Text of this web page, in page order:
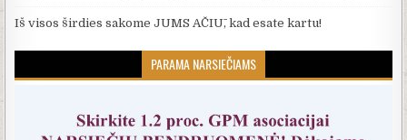
Iš visos širdies sakome JUMS AČIŪ, kad esate kartu!
PARAMA NARSIEČIAMS